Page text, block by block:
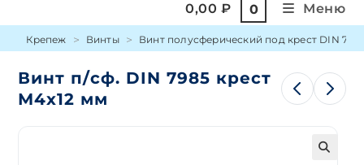
0,00₽ 0 Меню
Крепеж Винты Винт полусферический под крест DIN
Винт п/сф. DIN 7985 крест
М4х12 мм